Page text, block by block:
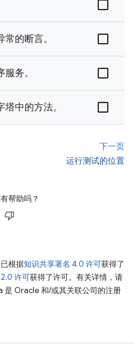
的断言。
务。
中的方法。
下一页
运行测试的位置
帮助吗？
根据知识共享署名 4.0 许可获得了
许可获得了许可。有关详情，请
是 Oracle 和/或其关联公司的注册